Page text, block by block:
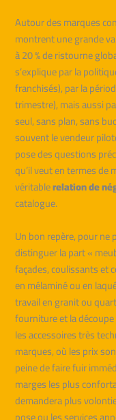
Autour des marques
montrent une grande
à 20 % de ristourne
s’explique par la
franchisés), par la
trimestre), mais aussi
seul, sans plan, sans
souvent le vendeur
pose des questions
qu’il veut en termes de
véritablerelation de
catalogue.
Un bon repère, pour ne
distinguer la part «
façades, coulissants
en mélaminé ou en
travail en granit ou
fourniture et la
les accessoires très
marques, où les prix
peine de faire fuir
marges les plus
demandera plus